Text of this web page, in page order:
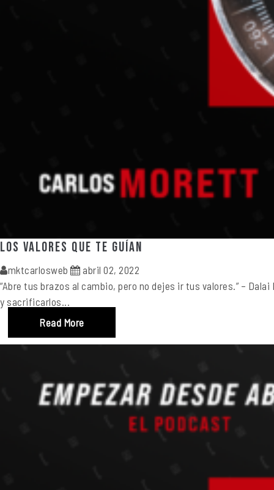
Los valores que te guían
mktcarlosweb
abril 02, 2022
“Abre tus brazos al cambio, pero no dejes ir tus valores.” –
y sacrificarlos...
Read More